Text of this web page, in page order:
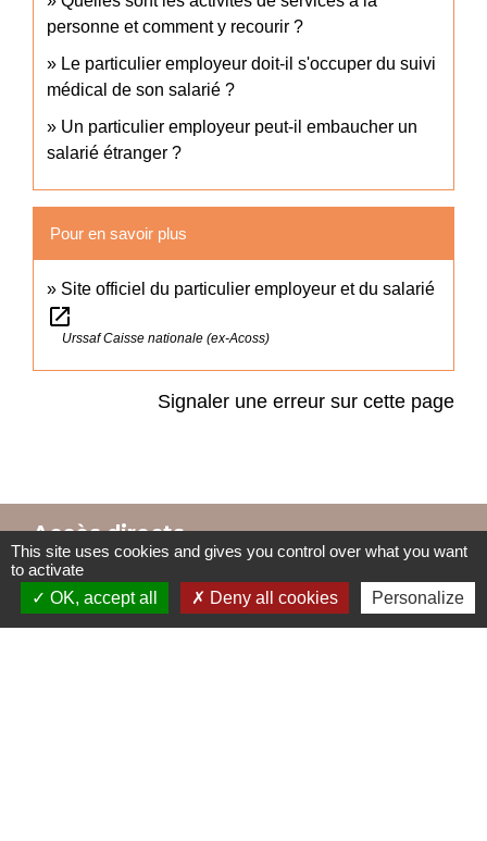
personne et comment y recourir ?
Le particulier employeur doit-il s'occuper du suivi
médical de son salarié ?
Un particulier employeur peut-il embaucher un
salarié étranger ?
Pour en savoir plus
Site officiel du particulier employeur et du salarié
open_in_new
Urssaf Caisse nationale (ex-Acoss)
Signaler une erreur sur cette page
Accès directs
This site uses cookies and gives you control over what you want
to activate
OK, accept all
Deny all cookies Personalize